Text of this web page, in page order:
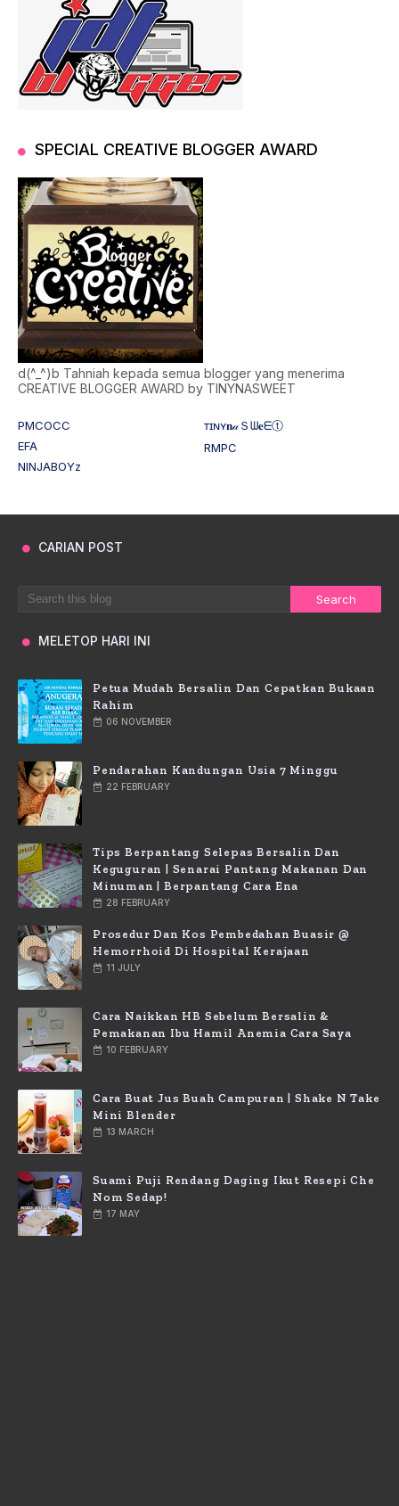
SPECIAL CREATIVE BLOGGER AWARD
d(^_^)b Tahniah kepada semua blogger yang menerima
CREATIVE BLOGGER AWARD by TINYNASWEET
PMCOCC
ᴛɪɴʏ𝐧𝒶Ｓᗯ𝐞ᗴⓣ
EFA
RMPC
NINJABOYz
CARIAN POST
MELETOP HARI INI
Petua Mudah Bersalin Dan Cepatkan Bukaan
Rahim
06 NOVEMBER
Pendarahan Kandungan Usia 7 Minggu
22 FEBRUARY
Tips Berpantang Selepas Bersalin Dan
Keguguran | Senarai Pantang Makanan Dan
Minuman | Berpantang Cara Ena
28 FEBRUARY
Prosedur Dan Kos Pembedahan Buasir @
Hemorrhoid Di Hospital Kerajaan
11 JULY
Cara Naikkan HB Sebelum Bersalin &
Pemakanan Ibu Hamil Anemia Cara Saya
10 FEBRUARY
Cara Buat Jus Buah Campuran | Shake N Take
Mini Blender
13 MARCH
Suami Puji Rendang Daging Ikut Resepi Che
Nom Sedap!
17 MAY